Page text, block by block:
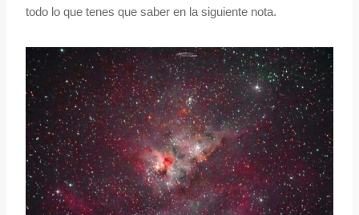
todo lo que tenes que saber en la siguiente nota.